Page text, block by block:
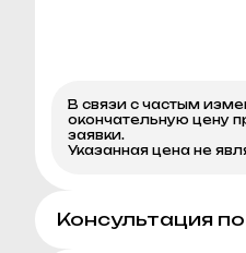
В связи с частым
окончательную цену
заявки.
Указанная цена не
Консультация